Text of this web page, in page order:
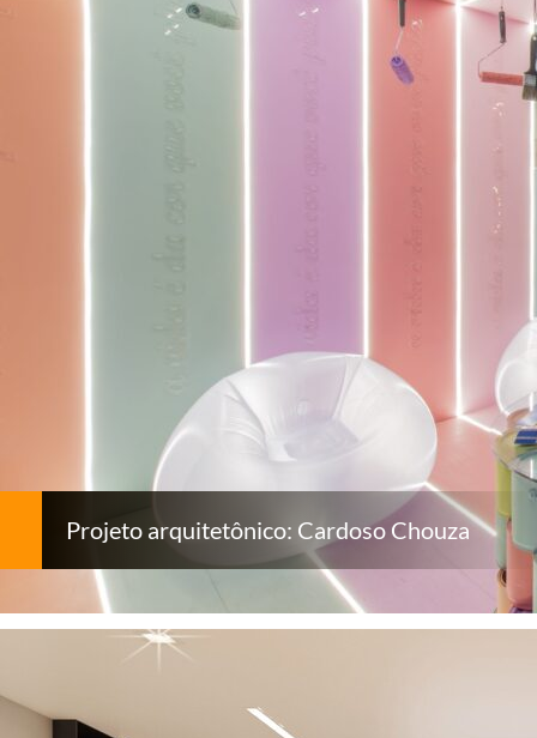
Projeto arquitetônico: Cardoso Chouza